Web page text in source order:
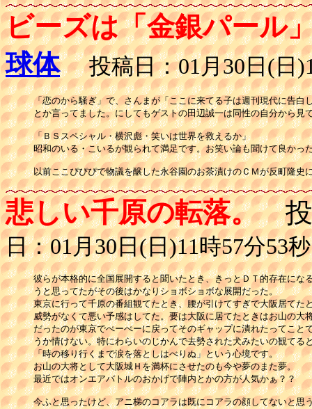
ビーズは「金銀パール
球体 投稿日：01月30日(日
「恋のから騒ぎ」で、さんまが「ここに来てる子は週刊現代に告白
とか言ってました。にしてもゲストの田辺誠一は同性の自分から見
「ＢＳスペシャル・横沢彪・笑いは世界を救えるか」
昭和のいる・こいるが観られて満足です。お笑い論も聞けて良かっ
以前ここぴぴぴで物議を醸した永谷園のお茶漬けのＣＭが反町隆史
悲しい千原の転落。投
日：01月30日(日)11時57分53秒
彼らが本格的に全国展開すると聞いたとき、きっとＤＴ的存在にな
うと思ってたがその後はかなりショボショボな展開だった。
東京に行って千原の番組観てたとき、腰が引けてすぎで大阪居てた
威勢がなくて悪い予感はしてた。要は大阪に居てたときはお山の大
だったのが東京でぺーぺーに戻ってそのギャップに潰れたってこと
うか情けない。特にわらいのじかんで去勢された犬みたいの観てる
「時の移り行くまで涙を落としはべりぬ」という心境です。
お山の大将として大阪城Ｈを満杯にさせたのも今や夢のまた夢。
最近ではオンエアバトルのおかげで陣内とかの方が人気かぁ？？
今ふと思ったけど、アニ梯のコアラは既にコアラの顔してないと思